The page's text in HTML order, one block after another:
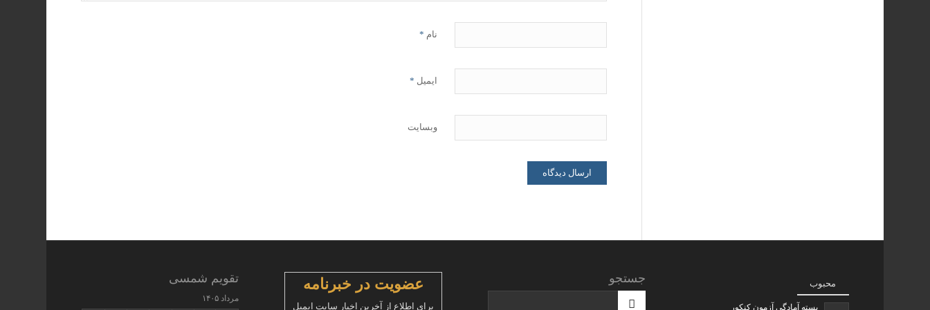
نام *
ایمیل *
وبسایت
تقویم شمسی
مرداد ۱۴۰۵
عضویت در خبرنامه
برای اطلاع از آخرین اخبار سایت ایمیل
جستجو محبوب
بسته آمادگی آزمون کنکور